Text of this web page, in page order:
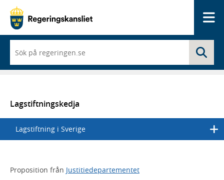
du
börjar
skriva
en
lista
med
sökförslag
Lagstiftningskedja
Lagstiftning i Sverige
Proposition från Justitiedepartementet